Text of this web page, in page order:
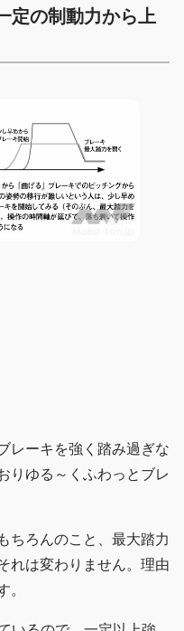
定の制動力から上
レーキを強く踏み過ぎな
りゆる～くふわっとブレ
ちろんのこと、最大踏力
れは変わりません。理由
。